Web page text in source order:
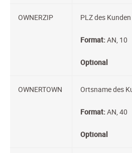
OWNERZIP PLZ des Kunden
Format:AN, 10
Optional
OWNERTOWN Ortsname des
Format:AN, 40
Optional